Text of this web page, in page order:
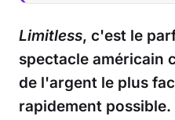
Limitless, c'est le
spectacle américain
de l'argent le plus
rapidement possible.